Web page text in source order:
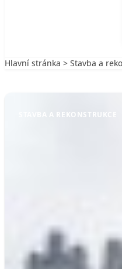
Hlavní stránka > Stavba a
STAVBA A REKONSTRUKCE